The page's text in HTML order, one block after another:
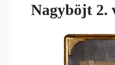
Nagyböjt 2.